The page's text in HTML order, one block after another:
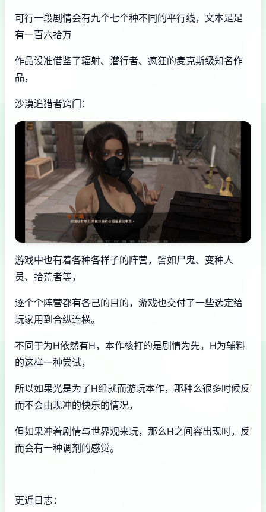
可行一段剧情会有九个七个种不同的平行线，文本足足
有一百六拾万
作品设准借鉴了辐射、潜行者、疯狂的麦克斯级知名作
品，
沙漠追猎者窍门：
游戏中也有着各种各样子的阵营，譬如尸鬼、变种人
员、拾荒者等，
逐个个阵营都有各己的目的，游戏也交付了一些选定给
玩家用到合纵连横。
不同于为H依然有H，本作核打的是剧情为先，H为辅料
的这样一种尝试，
所以如果光是为了H组就而游玩本作，那种么很多时候反
而不会由现冲的快乐的情况，
但如果冲着剧情与世界观来玩，那么H之间容出现时，反
而会有一种调剂的感觉。
更近日志：